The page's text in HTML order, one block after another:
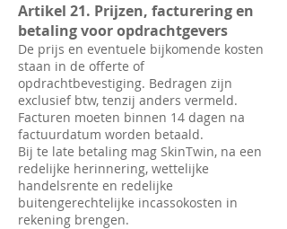
Artikel 21. Prijzen, facturering en
betaling voor opdrachtgevers
De prijs en eventuele bijkomende kosten
staan in de offerte of
opdrachtbevestiging. Bedragen zijn
exclusief btw, tenzij anders vermeld.
Facturen moeten binnen 14 dagen na
factuurdatum worden betaald.
Bij te late betaling mag SkinTwin, na een
redelijke herinnering, wettelijke
handelsrente en redelijke
buitengerechtelijke incassokosten in
rekening brengen.